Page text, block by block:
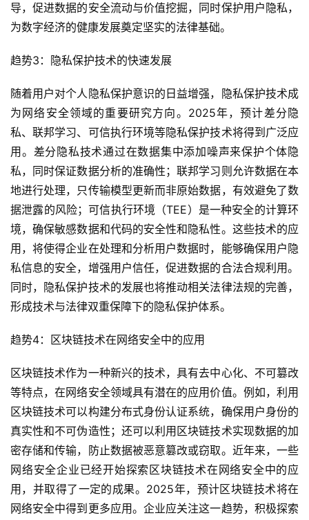
导，促进数据的安全流动与价值挖掘，同时保护用户隐私，
为数字经济的健康发展奠定坚实的法律基础。
趋势3：隐私保护技术的快速发展
随着用户对个人隐私保护意识的日益增强，隐私保护技术成
为网络安全领域的重要研究方向。2025年，预计差分隐
私、联邦学习、可信执行环境等隐私保护技术将得到广泛应
用。差分隐私技术通过在数据集中添加噪声来保护个体隐
私，同时保证数据分析的准确性；联邦学习则允许数据在本
地进行处理，只传输模型更新而非原始数据，有效避免了数
据泄露的风险；可信执行环境（TEE）是一种安全的计算环
境，确保敏感数据和代码的安全性和隐私性。这些技术的应
用，将使得企业在处理和分析用户数据时，能够确保用户隐
私信息的安全，增强用户信任，促进数据的合法合规利用。
同时，隐私保护技术的发展也将推动相关法律法规的完善，
形成技术与法律双重保障下的隐私保护体系。
趋势4：区块链技术在网络安全中的应用
区块链技术作为一种新兴的技术，具有去中心化、不可篡改
等特点，在网络安全领域具有潜在的应用价值。例如，利用
区块链技术可以构建分布式身份认证系统，确保用户身份的
真实性和不可伪造性；还可以利用区块链技术实现数据的加
密存储和传输，防止数据被恶意篡改或窃取。近年来，一些
网络安全企业已经开始探索区块链技术在网络安全中的应
用，并取得了一定的成果。2025年，预计区块链技术将在
网络安全中得到更多应用。企业应关注这一趋势，积极探索